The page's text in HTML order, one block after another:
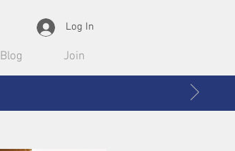
Log In
Blog Join